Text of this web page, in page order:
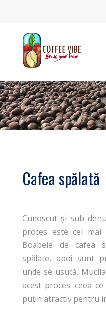
Cafea spălată
Cunoscut și sub
proces este cel mai
Boabele de cafea
spălate, apoi sunt
unde se usucă.
acest proces, ceea
puțin atractiv pentru